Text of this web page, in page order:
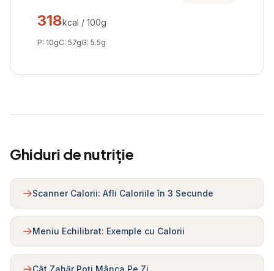
318kcal / 100g
P: 10gC: 57gG: 5.5g
Ghiduri de nutriție
Scanner Calorii: Afli Caloriile în 3 Secunde
Meniu Echilibrat: Exemple cu Calorii
Cât Zahăr Poți Mânca Pe Zi